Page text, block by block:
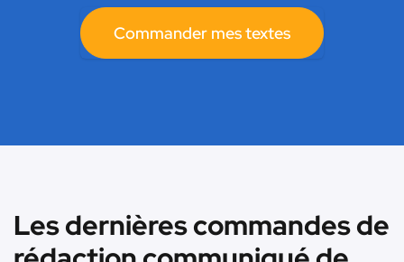
Commander mes textes
Les dernières commandes de